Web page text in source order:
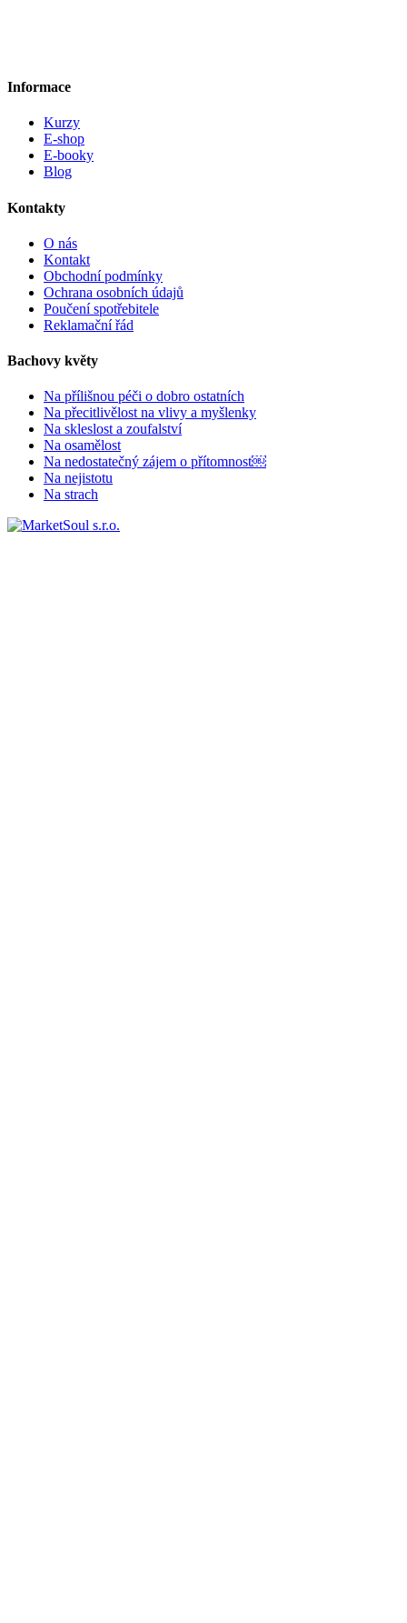
Informace
Kurzy
E-shop
E-booky
Blog
Kontakty
O nás
Kontakt
Obchodní podmínky
Ochrana osobních údajů
Poučení spotřebitele
Reklamační řád
Bachovy květy
Na přílišnou péči o dobro ostatních
Na přecitlivělost na vlivy a myšlenky
Na skleslost a zoufalství
Na osamělost
Na nedostatečný zájem o přítomnost￼
Na nejistotu
Na strach